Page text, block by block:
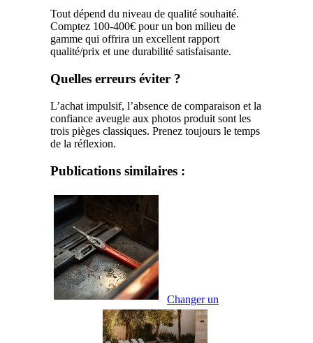
Tout dépend du niveau de qualité souhaité.
Comptez 100-400€ pour un bon milieu de
gamme qui offrira un excellent rapport
qualité/prix et une durabilité satisfaisante.
Quelles erreurs éviter ?
L’achat impulsif, l’absence de comparaison et la
confiance aveugle aux photos produit sont les
trois pièges classiques. Prenez toujours le temps
de la réflexion.
Publications similaires :
Changer un